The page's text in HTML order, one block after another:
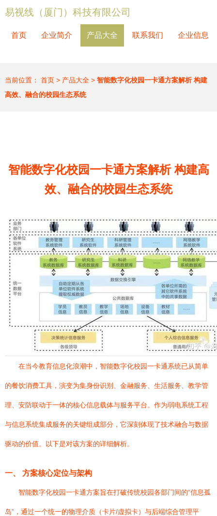
易视线（厦门）科技有限公司
首页 企业简介 产品大全 联系我们 企业信息
当前位置： 首页 > 产品大全 > 智能数字化校园一卡通方案解析 构建
高效、融合的校园生态系统
智能数字化校园一卡通方案解析 构建高
效、融合的校园生态系统
在当今教育信息化浪潮中，智能数字化校园一卡通系统已从简单
的餐饮消费工具，演变为集身份识别、金融服务、生活服务、教学管
理、安防联动于一体的核心信息载体与服务平台。作为弱电系统工程
与信息系统集成服务的关键组成部分，它深刻体现了技术融合与数据
驱动的价值。以下是对该方案的详细解析。
一、 方案核心定位与架构
智能数字化校园一卡通方案旨在打破传统校园各部门间的“信息孤
岛”，通过一个统一的物理介质（卡片/虚拟卡）与后端综合管理平